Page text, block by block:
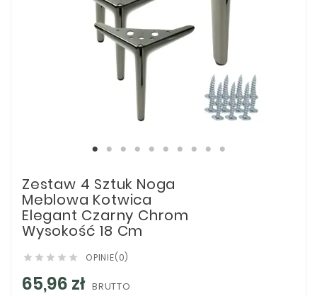
Zestaw 4 Sztuk Noga
Meblowa Kotwica
Elegant Czarny Chrom
Wysokość 18 Cm
     OPINIE(0)
65,96 zł BRUTTO